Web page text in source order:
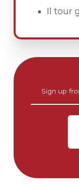
Il tour
Sign up